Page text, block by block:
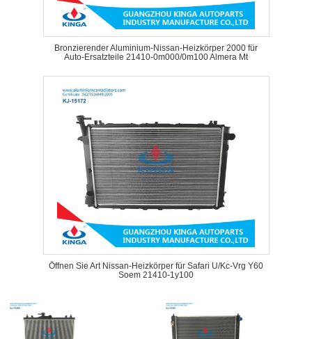
Bronzierender Aluminium-Nissan-Heizkörper 2000 für
Auto-Ersatzteile 21410-0m000/0m100 Almera Mt
Öffnen Sie Art Nissan-Heizkörper für Safari U/Kc-Vrg Y60
Soem 21410-1y100